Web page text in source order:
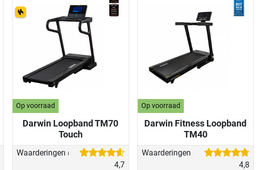
Op voorraad
Darwin Loopband TM70
Touch
Waarderingen (20)
4,7
Op voorraad
Darwin Fitness Loopband
TM40
Waarderingen (28)
4,8